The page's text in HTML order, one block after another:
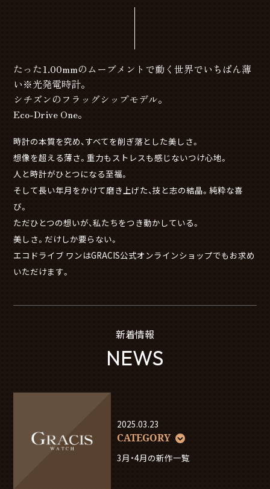
たった1.00mmのムーブメントで動く世界でいちばん薄
い※光発電時計。
シチズンのフラッグシップモデル。
Eco-Drive One。
時計の本質を究め、すべてを削ぎ落とした美しさ。
想像を超える薄さ。重力もストレスも感じないつけ心地。
人と時計がひとつになる至福。
そして長い年月をかけて磨き上げた、技と志の結晶。純粋な喜
び。
ただひとつの想いが、私たちをつき動かしている。
美しさ。だけしか要らない。
エコドライブ ワンはGRACIS公式オンラインショップでもお求め
いただけます。
新着情報
NEWS
2025.03.23
CATEGORY
3月・4月の新作一覧